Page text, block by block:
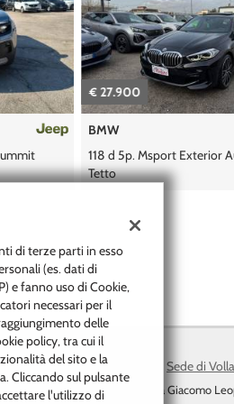
€ 27.900
BMW
118 d 5p. Msport Exterior
Tetto
Sede di Volla
Via Giacomo
di terze parti in esso
(es. dati di
e fanno uso di Cookie,
necessari per il
delle
policy, tra cui il
del sito e la
Cliccando sul pulsante
l'utilizzo di